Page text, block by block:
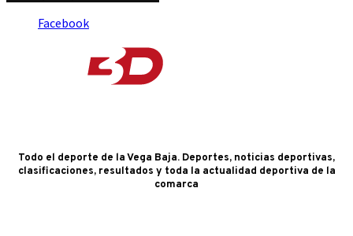
Facebook
Todo el deporte de la Vega Baja. Deportes, noticias deportivas,
clasificaciones, resultados y toda la actualidad deportiva de la
comarca